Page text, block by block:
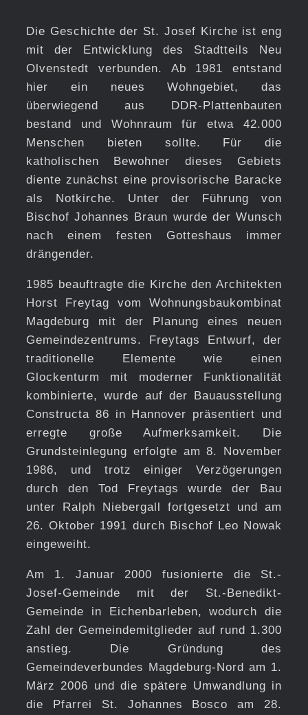
Die Geschichte der St. Josef Kirche ist eng
mit der Entwicklung des Stadtteils Neu
Olvenstedt verbunden. Ab 1981 entstand
hier ein neues Wohngebiet, das
überwiegend aus DDR-Plattenbauten
bestand und Wohnraum für etwa 42.000
Menschen bieten sollte. Für die
katholischen Bewohner dieses Gebiets
diente zunächst eine provisorische Baracke
als Notkirche. Unter der Führung von
Bischof Johannes Braun wurde der Wunsch
nach einem festen Gotteshaus immer
drängender.
1985 beauftragte die Kirche den Architekten
Horst Freytag vom Wohnungsbaukombinat
Magdeburg mit der Planung eines neuen
Gemeindezentrums. Freytags Entwurf, der
traditionelle Elemente wie einen
Glockenturm mit moderner Funktionalität
kombinierte, wurde auf der Bauausstellung
Constructa 86 in Hannover präsentiert und
erregte große Aufmerksamkeit. Die
Grundsteinlegung erfolgte am 8. November
1986, und trotz einiger Verzögerungen
durch den Tod Freytags wurde der Bau
unter Ralph Niebergall fortgesetzt und am
26. Oktober 1991 durch Bischof Leo Nowak
eingeweiht.
Am 1. Januar 2000 fusionierte die St.-
Josef-Gemeinde mit der St.-Benedikt-
Gemeinde in Eichenbarleben, wodurch die
Zahl der Gemeindemitglieder auf rund 1.300
anstieg. Die Gründung des
Gemeindeverbundes Magdeburg-Nord am 1.
März 2006 und die spätere Umwandlung in
die Pfarrei St. Johannes Bosco am 28.